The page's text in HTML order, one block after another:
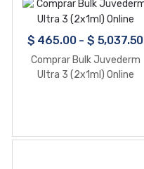
$ 465.00- $ 5,037.50
Comprar Bulk Juvederm
Ultra 3 (2x1ml) Online